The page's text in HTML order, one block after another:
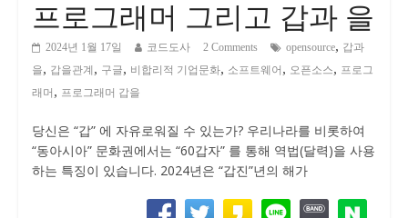
프로그래머 그리고 갑과 을
2024년 1월 17일 코드도사 2 Comments opensource, 갑과
을, 갑을관계 , 구글, 비합리적 기업문화, 소프트웨어 , 오픈소스, 프로그
래머 , 프로그래머 갑을
당신은 “갑” 에 자유로워질 수 있는가? 우리나라를 비롯하여
“동아시아” 문화권에서는 “60갑자” 를 통해 역법(달력)을 사용
하는 특징이 있습니다. 2024년은 “갑진”년의 해가